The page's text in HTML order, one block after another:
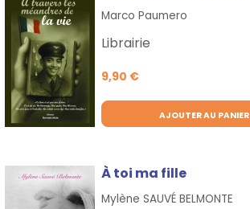
Marco Paumero
Librairie
9,90 €
AJOUTER AU PANIER
À toi ma fille
Mylène SAUVÉ BELMONTE